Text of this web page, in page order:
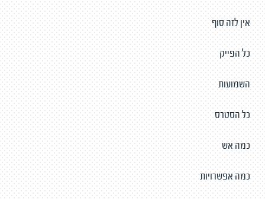
אין לזה סוף
כל הפייק
השמועות
כל הסטרס
כמה אש
כמה אפשרויות